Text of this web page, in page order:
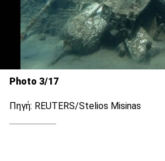
Photo 3/17
Πηγή: REUTERS/Stelios Misinas